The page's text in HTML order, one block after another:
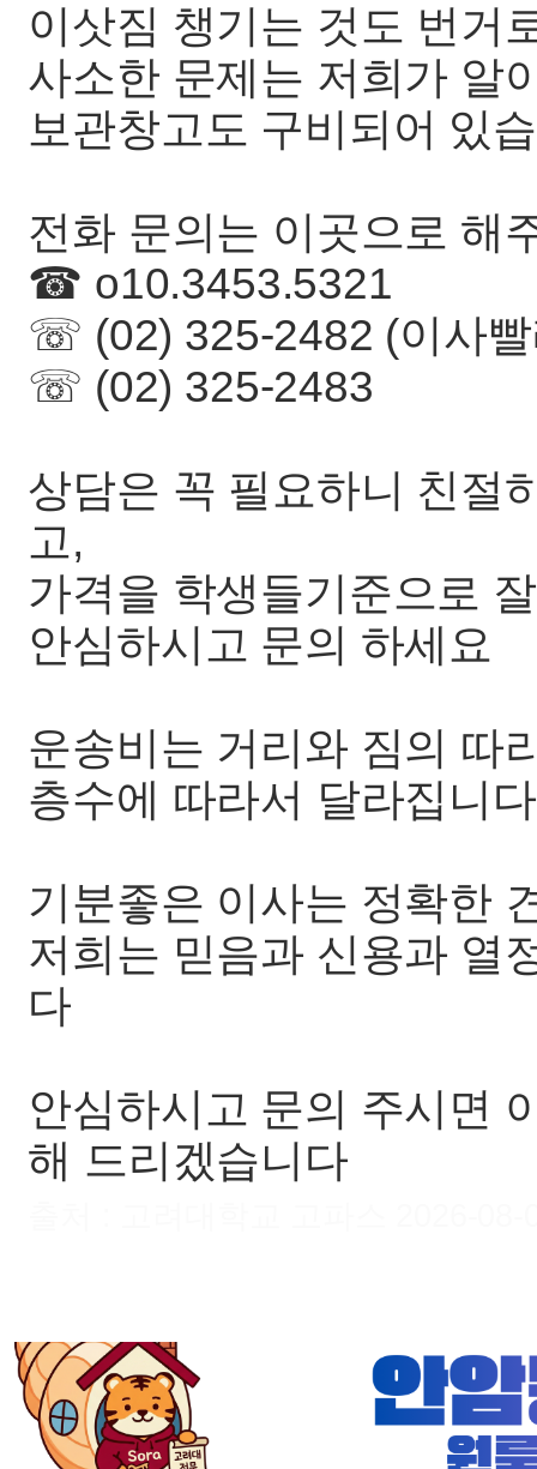
이삿짐 챙기는 것도 번거
사소한 문제는 저희가 알
보관창고도 구비되어 있
전화 문의는 이곳으로 해
☎ o10.3453.5321
☏ (02) 325-2482 (이사
☏ (02) 325-2483
상담은 꼭 필요하니 친절
고,
가격을 학생들기준으로
안심하시고 문의 하세요
운송비는 거리와 짐의 따
층수에 따라서 달라집니다
기분좋은 이사는 정확한
저희는 믿음과 신용과 열
다
안심하시고 문의 주시면
해 드리겠습니다